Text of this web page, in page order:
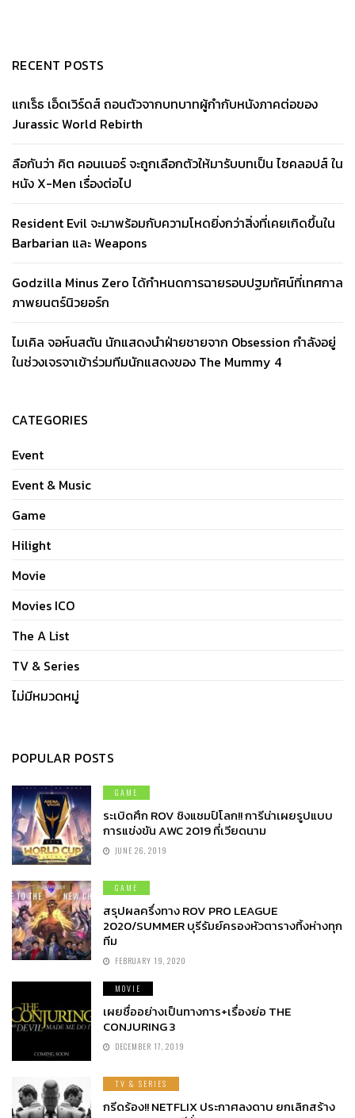
RECENT POSTS
แกเร็ธ เอ็ดเวิร์ดส์ ถอนตัวจากบทบาทผู้กำกับหนังภาคต่อของ
Jurassic World Rebirth
ลือกันว่า คิต คอนเนอร์ จะถูกเลือกตัวให้มารับบทเป็น ไซคลอปส์ ใน
หนัง X-Men เรื่องต่อไป
Resident Evil จะมาพร้อมกับความโหดยิ่งกว่าสิ่งที่เคยเกิดขึ้นใน
Barbarian และ Weapons
Godzilla Minus Zero ได้กำหนดการฉายรอบปฐมทัศน์ที่เทศกาล
ภาพยนตร์นิวยอร์ก
ไมเคิล จอห์นสตัน นักแสดงนำฝ่ายชายจาก Obsession กำลังอยู่
ในช่วงเจรจาเข้าร่วมทีมนักแสดงของ The Mummy 4
CATEGORIES
Event
Event & Music
Game
Hilight
Movie
Movies ICO
The A List
TV & Series
ไม่มีหมวดหมู่
POPULAR POSTS
GAME
ระเบิดศึก ROV ชิงแชมป์โลก!! การีน่าเผยรูปแบบ
การแข่งขัน AWC 2019 ที่เวียดนาม
JUNE 26, 2019
GAME
สรุปผลครึ่งทาง ROV PRO LEAGUE
2020/SUMMER บุรีรัมย์ครองหัวตารางทิ้งห่างทุก
ทีม
FEBRUARY 19, 2020
MOVIE
เผยชื่ออย่างเป็นทางการ+เรื่องย่อ THE
CONJURING 3
DECEMBER 17, 2019
TV & SERIES
กรีดร้อง!! NETFLIX ประกาศลงดาบ ยกเลิกสร้าง